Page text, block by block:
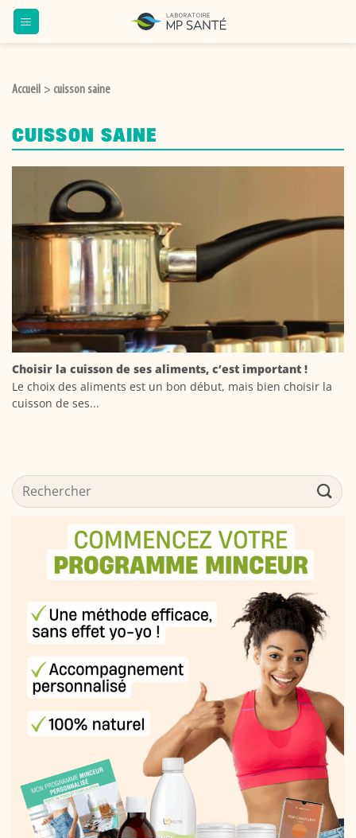
Passer
au
Accueil > cuisson saine
CUISSON SAINE
Choisir la cuisson de ses aliments, c’est important !
Le choix des aliments est un bon début, mais bien choisir la
cuisson de ses...